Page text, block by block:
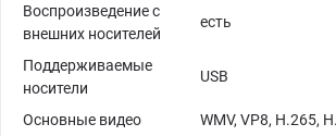
Воспроизведение с
внешних носителей
есть
Поддерживаемые
носители
USB
Основные видео
WMV, VP8, H.265,